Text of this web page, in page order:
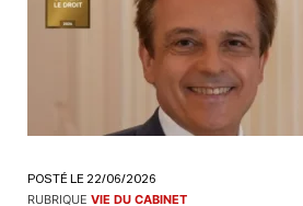
POSTÉ LE 22/06/2026
RUBRIQUE VIE DU CABINET